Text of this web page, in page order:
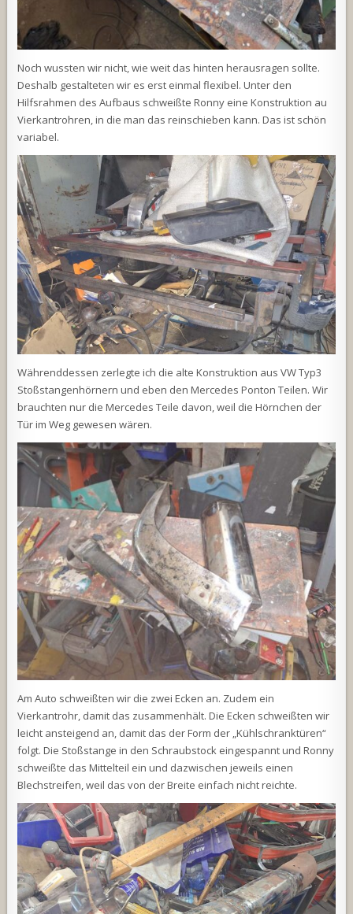
Noch wussten wir nicht, wie weit das hinten herausragen sollte.
Deshalb gestalteten wir es erst einmal flexibel. Unter den
Hilfsrahmen des Aufbaus schweißte Ronny eine Konstruktion au
Vierkantrohren, in die man das reinschieben kann. Das ist schön
variabel.
Währenddessen zerlegte ich die alte Konstruktion aus VW Typ3
Stoßstangenhörnern und eben den Mercedes Ponton Teilen. Wir
brauchten nur die Mercedes Teile davon, weil die Hörnchen der
Tür im Weg gewesen wären.
Am Auto schweißten wir die zwei Ecken an. Zudem ein
Vierkantrohr, damit das zusammenhält. Die Ecken schweißten wir
leicht ansteigend an, damit das der Form der „Kühlschranktüren“
folgt. Die Stoßstange in den Schraubstock eingespannt und Ronny
schweißte das Mittelteil ein und dazwischen jeweils einen
Blechstreifen, weil das von der Breite einfach nicht reichte.